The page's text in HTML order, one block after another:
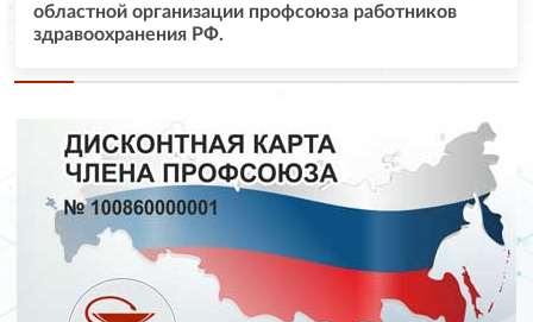
областной организации профсоюза работников
здравоохранения РФ.